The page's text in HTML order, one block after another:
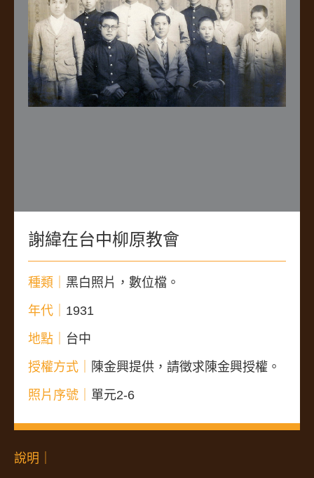
謝緯在台中柳原教會
種類｜ 黑白照片，數位檔。
年代｜ 1931
地點｜ 台中
授權方式｜
陳金興提供，請徵求陳金興授權。
照片序號｜ 單元2-6
說明｜